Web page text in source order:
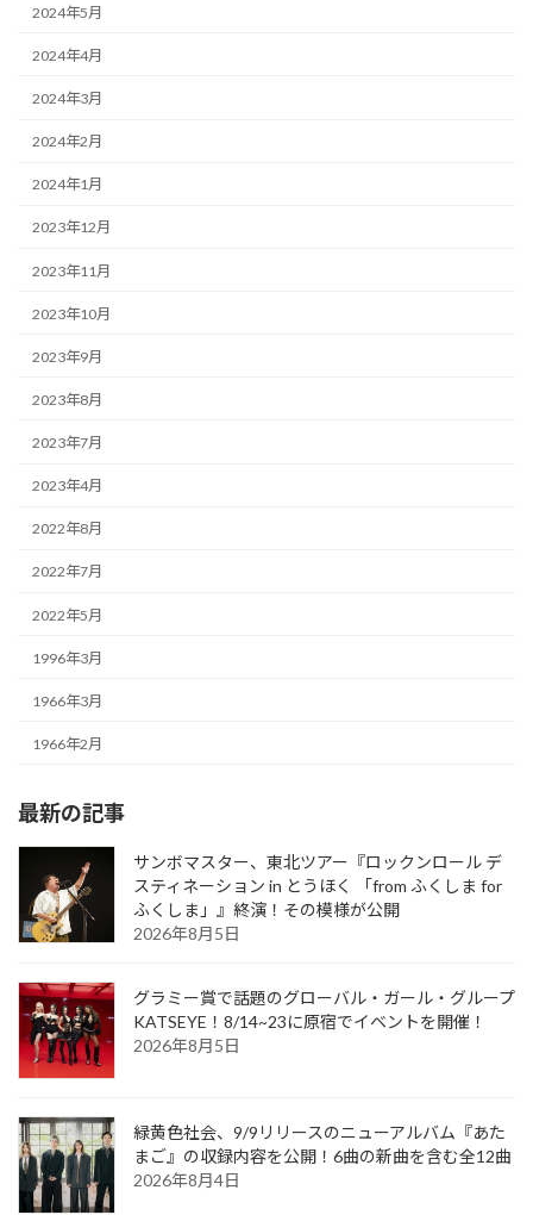
2024年5月
2024年4月
2024年3月
2024年2月
2024年1月
2023年12月
2023年11月
2023年10月
2023年9月
2023年8月
2023年7月
2023年4月
2022年8月
2022年7月
2022年5月
1996年3月
1966年3月
1966年2月
最新の記事
サンボマスター、東北ツアー『ロックンロール デ
スティネーション in とうほく 「from ふくしま for
ふくしま」』終演！その模様が公開
2026年8月5日
グラミー賞で話題のグローバル・ガール・グループ
KATSEYE！8/14~23に原宿でイベントを開催！
2026年8月5日
緑黄色社会、9/9リリースのニューアルバム『あた
まご』の収録内容を公開！6曲の新曲を含む全12曲
2026年8月4日